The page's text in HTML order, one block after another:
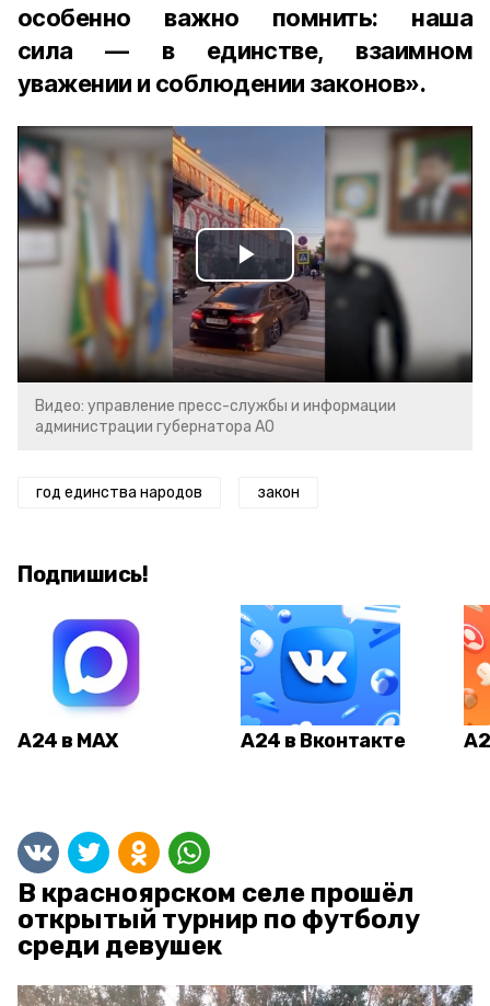
особенно важно помнить: наша
сила — в единстве, взаимном
уважении и соблюдении законов».
Play
Video
Видео: управление пресс-службы и информации
администрации губернатора АО
год единства народов закон
Подпишись!
А24 в MAX А24 в Вконтакте
В красноярском селе прошёл
открытый турнир по футболу
среди девушек